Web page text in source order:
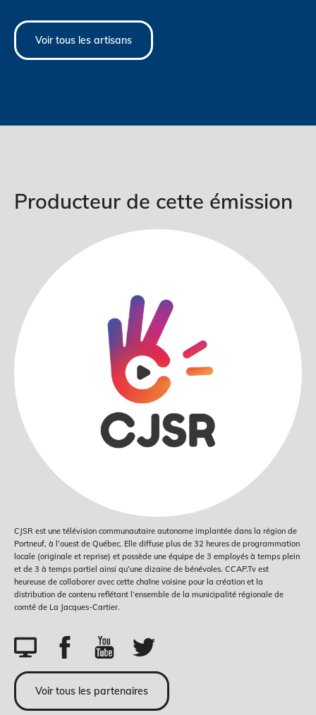
Voir tous les artisans
Producteur de cette émission
CJSR est une télévision communautaire autonome implantée dans la région de
Portneuf, à l’ouest de Québec. Elle diffuse plus de 32 heures de programmation
locale (originale et reprise) et possède une équipe de 3 employés à temps plein
et de 3 à temps partiel ainsi qu’une dizaine de bénévoles. CCAP.Tv est
heureuse de collaborer avec cette chaîne voisine pour la création et la
distribution de contenu reflétant l’ensemble de la municipalité régionale de
comté de La Jacques-Cartier.
Voir tous les partenaires